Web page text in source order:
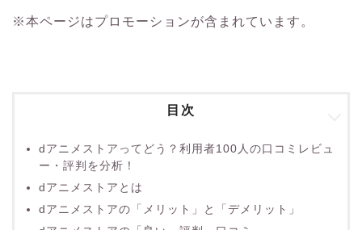
※本ページはプロモーションが含まれています。
目次
dアニメストアってどう？利用者100人の口コミレビュ
ー・評判を分析！
dアニメストアとは
dアニメストアの「メリット」と「デメリット」